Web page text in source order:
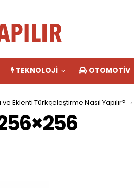
TEKNOLOJI OTOMOTIV
Eklenti Türkçeleştirme Nasıl Yapılır?